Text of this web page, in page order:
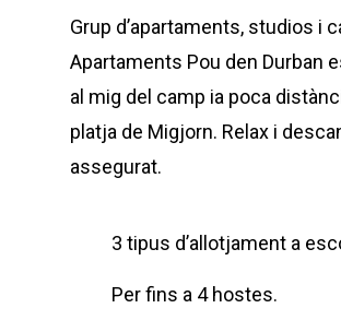
Grup d’apartaments, studios i
Apartaments Pou den Durban
al mig del camp ia poca
platja de Migjorn. Relax i
assegurat.
3 tipus d’allotjament a
Per fins a 4 hostes.